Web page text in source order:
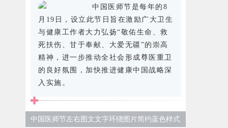
中国医师节是每年的8
月19日，设立此节日旨在激励广大卫生
与健康工作者大力弘扬“敬佑生命、救
死扶伤、甘于奉献、大爱无疆”的崇高
精神，进一步推动全社会形成尊医重卫
的良好氛围，加快推进健康中国战略深
入实施。
中国医师节左右图文文字环绕图片简约蓝色样式